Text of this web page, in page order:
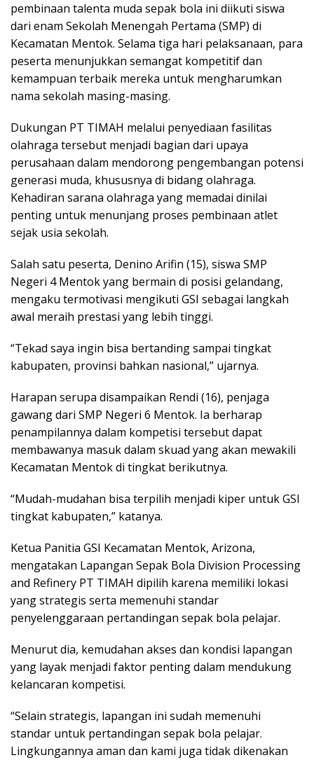
pembinaan talenta muda sepak bola ini diikuti siswa
dari enam Sekolah Menengah Pertama (SMP) di
Kecamatan Mentok. Selama tiga hari pelaksanaan, para
peserta menunjukkan semangat kompetitif dan
kemampuan terbaik mereka untuk mengharumkan
nama sekolah masing-masing.
Dukungan PT TIMAH melalui penyediaan fasilitas
olahraga tersebut menjadi bagian dari upaya
perusahaan dalam mendorong pengembangan potensi
generasi muda, khususnya di bidang olahraga.
Kehadiran sarana olahraga yang memadai dinilai
penting untuk menunjang proses pembinaan atlet
sejak usia sekolah.
Salah satu peserta, Denino Arifin (15), siswa SMP
Negeri 4 Mentok yang bermain di posisi gelandang,
mengaku termotivasi mengikuti GSI sebagai langkah
awal meraih prestasi yang lebih tinggi.
“Tekad saya ingin bisa bertanding sampai tingkat
kabupaten, provinsi bahkan nasional,” ujarnya.
Harapan serupa disampaikan Rendi (16), penjaga
gawang dari SMP Negeri 6 Mentok. Ia berharap
penampilannya dalam kompetisi tersebut dapat
membawanya masuk dalam skuad yang akan mewakili
Kecamatan Mentok di tingkat berikutnya.
“Mudah-mudahan bisa terpilih menjadi kiper untuk GSI
tingkat kabupaten,” katanya.
Ketua Panitia GSI Kecamatan Mentok, Arizona,
mengatakan Lapangan Sepak Bola Division Processing
and Refinery PT TIMAH dipilih karena memiliki lokasi
yang strategis serta memenuhi standar
penyelenggaraan pertandingan sepak bola pelajar.
Menurut dia, kemudahan akses dan kondisi lapangan
yang layak menjadi faktor penting dalam mendukung
kelancaran kompetisi.
“Selain strategis, lapangan ini sudah memenuhi
standar untuk pertandingan sepak bola pelajar.
Lingkungannya aman dan kami juga tidak dikenakan